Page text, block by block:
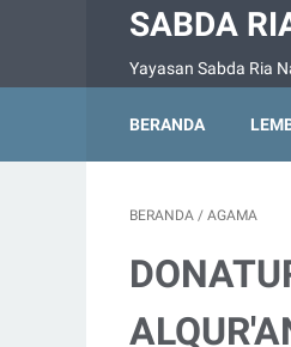
SABDA
Yayasan Sabda Ria
BERANDA
BERANDA / AGAMA